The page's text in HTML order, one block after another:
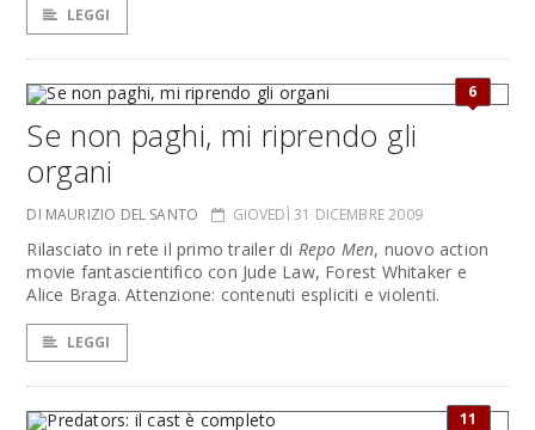
LEGGI
6
Se non paghi, mi riprendo gli
organi
DI MAURIZIO DEL SANTO GIOVEDÌ 31 DICEMBRE 2009
Rilasciato in rete il primo trailer di Repo Men, nuovo action
movie fantascientifico con Jude Law, Forest Whitaker e
Alice Braga. Attenzione: contenuti espliciti e violenti.
LEGGI
11